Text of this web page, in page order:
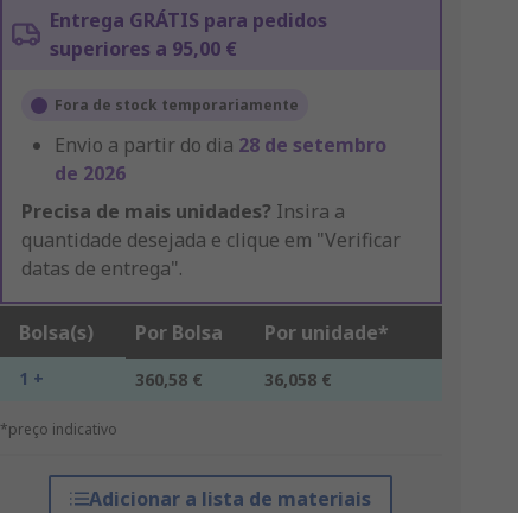
Entrega GRÁTIS para pedidos
superiores a 95,00 €
Fora de stock temporariamente
Envio a partir do dia 28 de setembro
de 2026
Precisa de mais unidades? Insira a
quantidade desejada e clique em "Verificar
datas de entrega".
Bolsa(s) Por Bolsa Por unidade*
1 + 360,58 € 36,058 €
*preço indicativo
Adicionar a lista de materiais